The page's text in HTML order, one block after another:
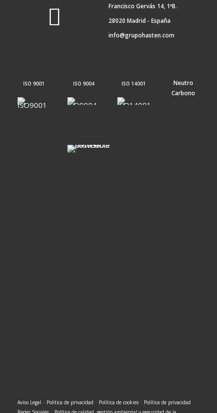
Francisco Gervás 14, 1ºB.
28020 Madrid - España
info@grupohasten.com
ISO 9001 ISO 9004 ISO 14001
Neutro
Carbono
Aviso Legal · Política de privacidad · Política de cookies · Política de privacidad